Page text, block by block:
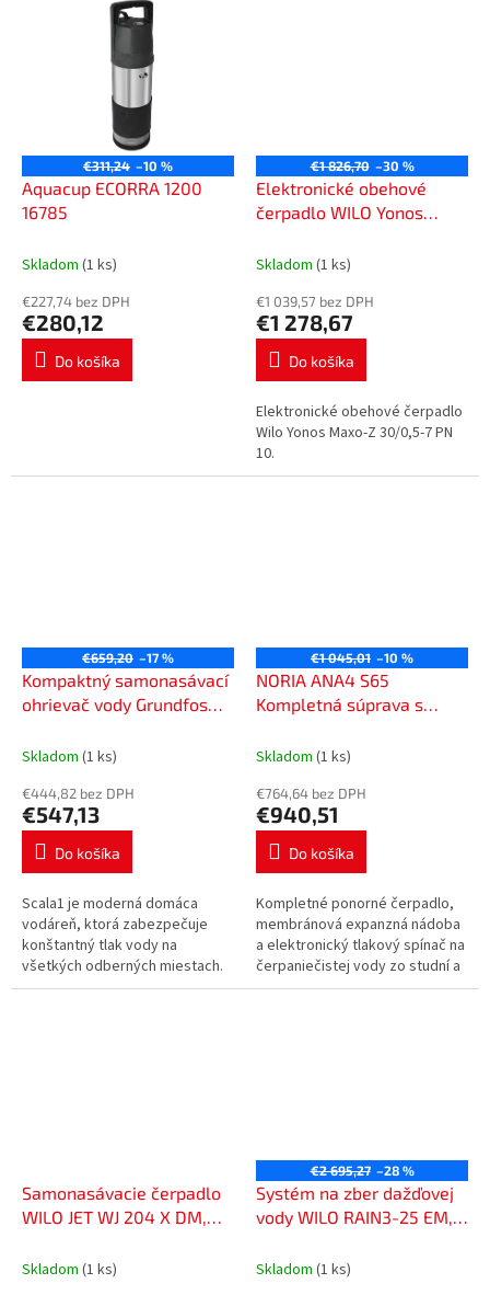
€311,24 –10 %
Aquacup ECORRA 1200
16785
Skladom (1 ks)
€227,74 bez DPH
€280,12
Do košíka
€1 826,70 –30 %
Elektronické obehové
čerpadlo WILO Yonos
Skladom (1 ks)
€1 039,57 bez DPH
€1 278,67
Do košíka
Elektronické obehové čerpadlo
Wilo Yonos Maxo-Z 30/0,5-7 PN
10.
€659,20 –17 %
Kompaktný samonasávací
ohrievač vody Grundfos
Skladom (1 ks)
€444,82 bez DPH
€547,13
Do košíka
Scala1 je moderná domáca
vodáreň, ktorá zabezpečuje
konštantný tlak vody na
všetkých odberných miestach.
€1 045,01 –10 %
NORIA ANA4 S65
Kompletná súprava s
a príslušenstvom, 230 V,
Skladom (1 ks)
€764,64 bez DPH
€940,51
Do košíka
Kompletné ponorné čerpadlo,
membránová expanzná nádoba
a elektronický tlakový spínač na
čerpaniečistej vody zo studní a
vrtov s maximálnou teplotou +35
Samonasávacie čerpadlo
WILO JET WJ 204 X DM,
Skladom (1 ks)
€2 695,27 –28 %
Systém na zber dažďovej
vody WILO RAIN3-25 EM,
Skladom (1 ks)